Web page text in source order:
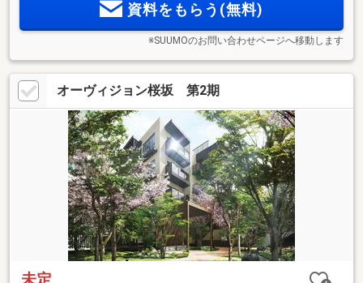
資料をもらう(無料)
※SUUMOのお問い合わせページへ移動します
オーヴィジョン桜坂 第2期